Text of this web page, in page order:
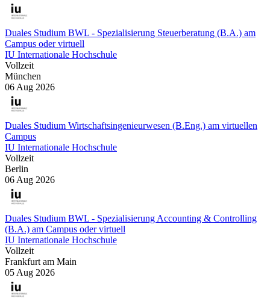
Duales Studium BWL - Spezialisierung Steuerberatung (B.A.) am
Campus oder virtuell
IU Internationale Hochschule
Vollzeit
München
06 Aug 2026
Duales Studium Wirtschaftsingenieurwesen (B.Eng.) am virtuellen
Campus
IU Internationale Hochschule
Vollzeit
Berlin
06 Aug 2026
Duales Studium BWL - Spezialisierung Accounting & Controlling
(B.A.) am Campus oder virtuell
IU Internationale Hochschule
Vollzeit
Frankfurt am Main
05 Aug 2026